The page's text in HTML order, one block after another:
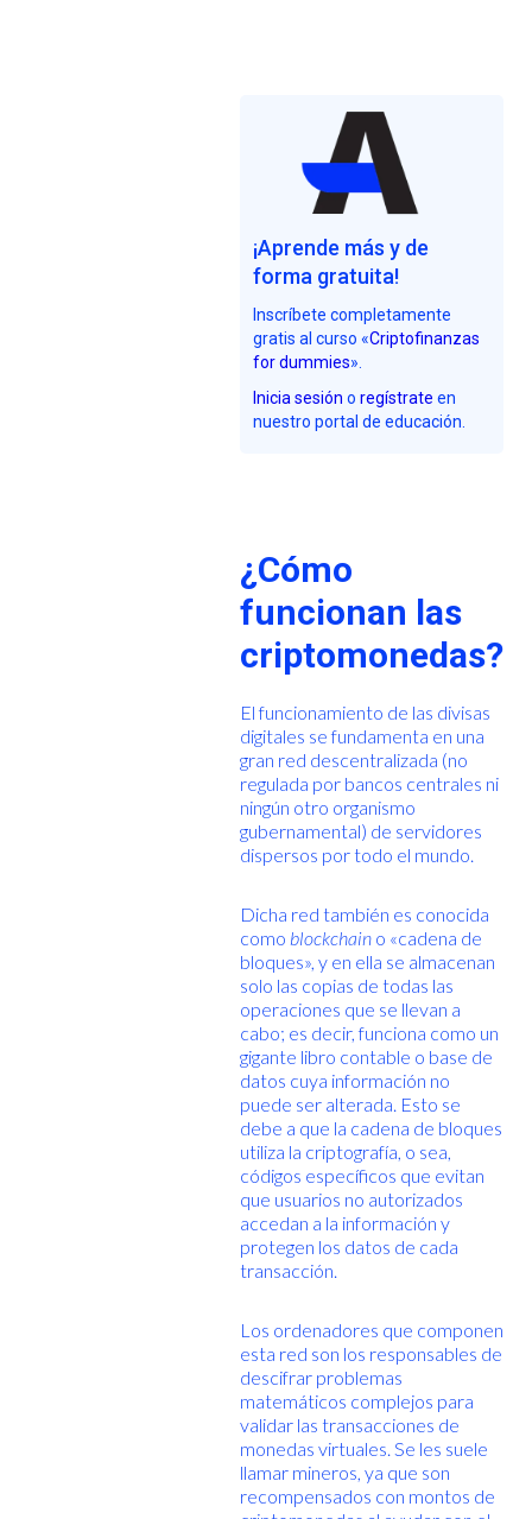
¡Aprende más y de
forma gratuita!
Inscríbete completamente
gratis al curso «Criptofinanzas
for dummies».
Inicia sesión oregístrate en
nuestro portal de educación.
¿Cómo
funcionan las
criptomonedas?
El funcionamiento de las divisas
digitales se fundamenta en una
gran red descentralizada (no
regulada por bancos centrales ni
ningún otro organismo
gubernamental) de servidores
dispersos por todo el mundo.
Dicha red también es conocida
como blockchain o «cadena de
bloques», y en ella se almacenan
solo las copias de todas las
operaciones que se llevan a
cabo; es decir, funciona como un
gigante libro contable o base de
datos cuya información no
puede ser alterada. Esto se
debe a que la cadena de bloques
utiliza la criptografía, o sea,
códigos específicos que evitan
que usuarios no autorizados
accedan a la información y
protegen los datos de cada
transacción.
Los ordenadores que componen
esta red son los responsables de
descifrar problemas
matemáticos complejos para
validar las transacciones de
monedas virtuales. Se les suele
llamar mineros, ya que son
recompensados con montos de